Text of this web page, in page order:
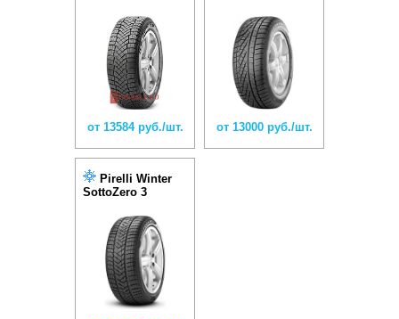
от 13584 руб./шт. от 13000 руб./шт.
Pirelli Winter
SottoZero 3